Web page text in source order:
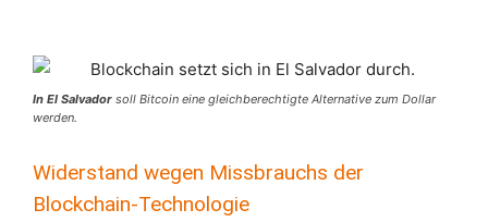
In El Salvador soll Bitcoin eine gleichberechtigte Alternative zum Dollar
werden.
Widerstand wegen Missbrauchs der
Blockchain-Technologie